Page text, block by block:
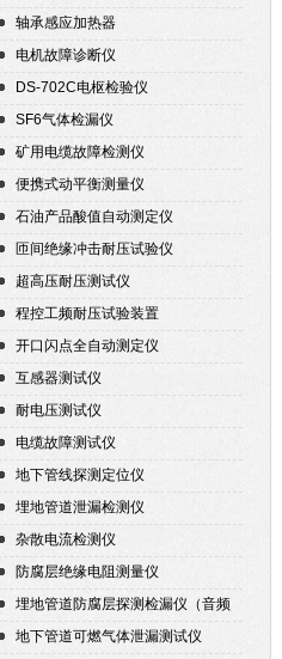
轴承感应加热器
电机故障诊断仪
DS-702C电枢检验仪
SF6气体检漏仪
矿用电缆故障检测仪
便携式动平衡测量仪
石油产品酸值自动测定仪
匝间绝缘冲击耐压试验仪
超高压耐压测试仪
程控工频耐压试验装置
开口闪点全自动测定仪
互感器测试仪
耐电压测试仪
电缆故障测试仪
地下管线探测定位仪
埋地管道泄漏检测仪
杂散电流检测仪
防腐层绝缘电阻测量仪
埋地管道防腐层探测检漏仪（音频
检漏仪）
地下管道可燃气体泄漏测试仪